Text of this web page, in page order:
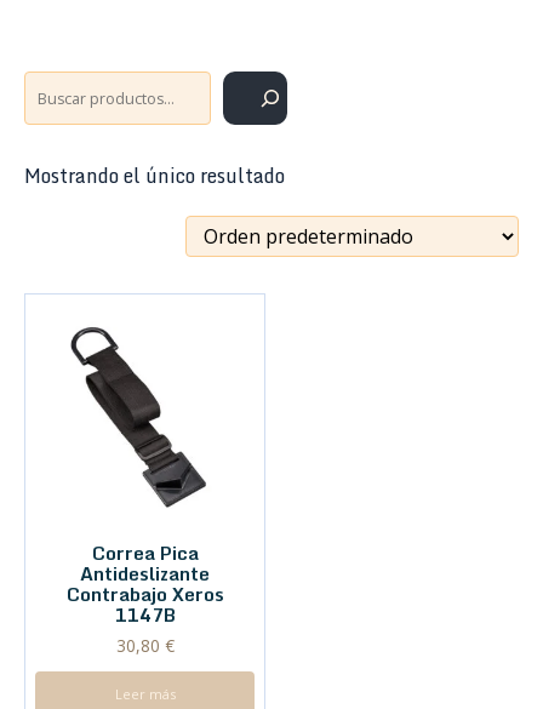
Buscar
Mostrando el único resultado
Correa Pica
Antideslizante
Contrabajo Xeros
1147B
30,80 €
Leer más